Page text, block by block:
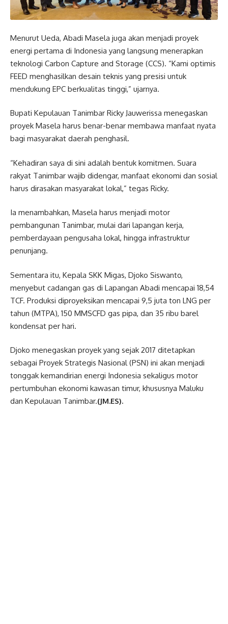
Menurut Ueda, Abadi Masela juga akan menjadi proyek
energi pertama di Indonesia yang langsung menerapkan
teknologi Carbon Capture and Storage (CCS). “Kami optimis
FEED menghasilkan desain teknis yang presisi untuk
mendukung EPC berkualitas tinggi,” ujarnya.
Bupati Kepulauan Tanimbar Ricky Jauwerissa menegaskan
proyek Masela harus benar-benar membawa manfaat nyata
bagi masyarakat daerah penghasil.
“Kehadiran saya di sini adalah bentuk komitmen. Suara
rakyat Tanimbar wajib didengar, manfaat ekonomi dan sosial
harus dirasakan masyarakat lokal,” tegas Ricky.
Ia menambahkan, Masela harus menjadi motor
pembangunan Tanimbar, mulai dari lapangan kerja,
pemberdayaan pengusaha lokal, hingga infrastruktur
penunjang.
Sementara itu, Kepala SKK Migas, Djoko Siswanto,
menyebut cadangan gas di Lapangan Abadi mencapai 18,54
TCF. Produksi diproyeksikan mencapai 9,5 juta ton LNG per
tahun (MTPA), 150 MMSCFD gas pipa, dan 35 ribu barel
kondensat per hari.
Djoko menegaskan proyek yang sejak 2017 ditetapkan
sebagai Proyek Strategis Nasional (PSN) ini akan menjadi
tonggak kemandirian energi Indonesia sekaligus motor
pertumbuhan ekonomi kawasan timur, khususnya Maluku
dan Kepulauan Tanimbar.(JM.ES).